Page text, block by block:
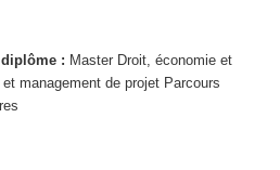
: Master Droit, économie et
management de projet Parcours